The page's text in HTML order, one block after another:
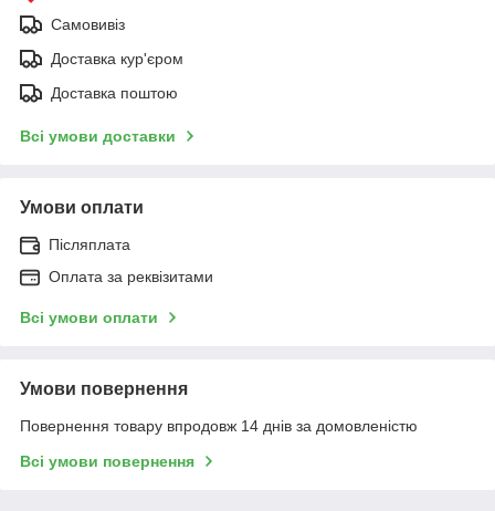
Самовивіз
Доставка кур'єром
Доставка поштою
Всі умови доставки
Умови оплати
Післяплата
Оплата за реквізитами
Всі умови оплати
Умови повернення
Повернення товару впродовж 14 днів за домовленістю
Всі умови повернення